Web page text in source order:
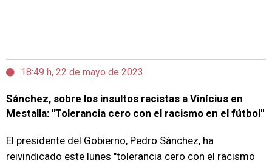
18:49 h, 22 de mayo de 2023
Sánchez, sobre los insultos racistas a Vinícius en
Mestalla: "Tolerancia cero con el racismo en el fútbol"
El presidente del Gobierno, Pedro Sánchez, ha
reivindicado este lunes "tolerancia cero con el racismo